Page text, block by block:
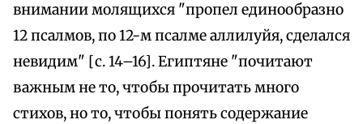
внимании молящихся "пропел единообразно
12 псалмов, по 12-м псалме аллилуйя, сделался
невидим" [с. 14–16]. Египтяне "почитают
важным не то, чтобы прочитать много
стихов, но то, чтобы понять содержание